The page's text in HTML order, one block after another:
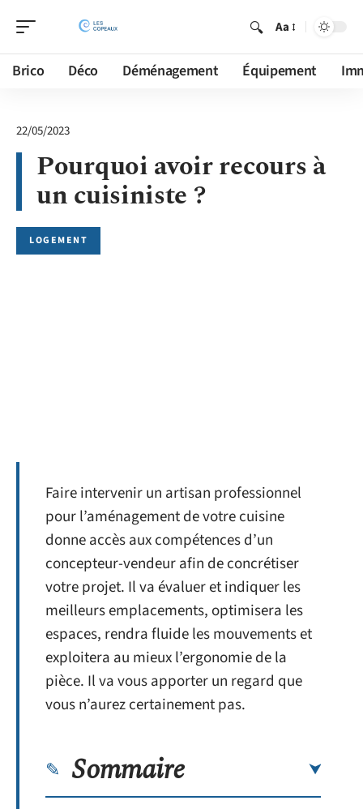
Aa
Brico Déco Déménagement Équipement
22/05/2023
Pourquoi avoir recours à
un cuisiniste ?
LOGEMENT
Faire intervenir un artisan professionnel
pour l’aménagement de votre cuisine
donne accès aux compétences d’un
concepteur-vendeur afin de concrétiser
votre projet. Il va évaluer et indiquer les
meilleurs emplacements, optimisera les
espaces, rendra fluide les mouvements et
exploitera au mieux l’ergonomie de la
pièce. Il va vous apporter un regard que
vous n’aurez certainement pas.
Sommaire